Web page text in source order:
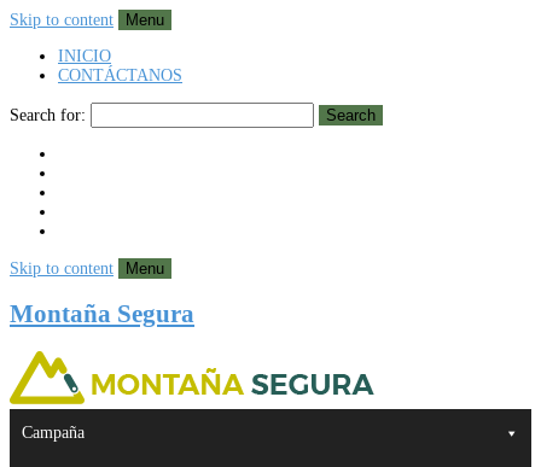
Skip to content
Menu
INICIO
CONTÁCTANOS
Search for: Search
Skip to content Menu
Montaña Segura
Campaña